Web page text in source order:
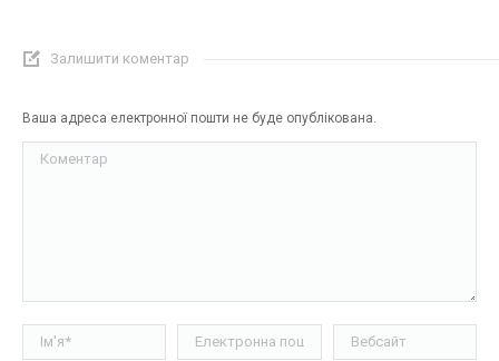
Залишити коментар
Ваша адреса електронної пошти не буде опублікована.
Коментар
Ім'я * Електронна пошта * Вебсайт